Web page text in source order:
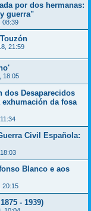
por dos hermanas:
guerra"
08:39
21:59
18:05
dos Desaparecidos
da fosa
Civil Española:
Blanco e aos
20:15
- 1939)